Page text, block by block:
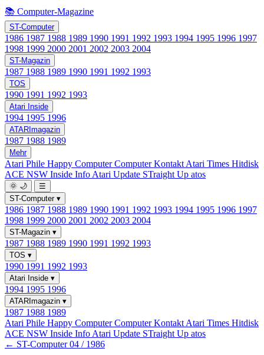
📚 Computer-Magazine
ST-Computer
1986 1987 1988 1989 1990 1991 1992 1993 1994 1995 1996 1997
1998 1999 2000 2001 2002 2003 2004
ST-Magazin
1987 1988 1989 1990 1991 1992 1993
TOS
1990 1991 1992 1993
Atari Inside
1994 1995 1996
ATARImagazin
1987 1988 1989
Mehr
Atari Phile Happy ComputerComputer Kontakt Atari Times Hitdisk
ACE NSW Inside Info Atari Update STraight Up atos
🌞 🌙
☰
ST-Computer ▾
1986 1987 1988 1989 1990 1991 1992 1993 1994 1995 1996 1997
1998 1999 2000 2001 2002 2003 2004
ST-Magazin ▾
1987 1988 1989 1990 1991 1992 1993
TOS ▾
1990 1991 1992 1993
Atari Inside ▾
1994 1995 1996
ATARImagazin ▾
1987 1988 1989
Atari Phile Happy ComputerComputer Kontakt Atari Times Hitdisk
ACE NSW Inside Info Atari Update STraight Up atos
← ST-Computer 04 / 1986